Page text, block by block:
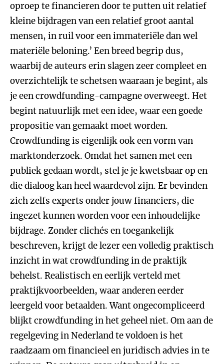
oproep te financieren door te putten uit relatief
kleine bijdragen van een relatief groot aantal
mensen, in ruil voor een immateriële dan wel
materiële beloning.’ Een breed begrip dus,
waarbij de auteurs erin slagen zeer compleet en
overzichtelijk te schetsen waaraan je begint, als
je een crowdfunding-campagne overweegt. Het
begint natuurlijk met een idee, waar een goede
propositie van gemaakt moet worden.
Crowdfunding is eigenlijk ook een vorm van
marktonderzoek. Omdat het samen met een
publiek gedaan wordt, stel je je kwetsbaar op en
die dialoog kan heel waardevol zijn. Er bevinden
zich zelfs experts onder jouw financiers, die
ingezet kunnen worden voor een inhoudelijke
bijdrage. Zonder clichés en toegankelijk
beschreven, krijgt de lezer een volledig praktisch
inzicht in wat crowdfunding in de praktijk
behelst. Realistisch en eerlijk verteld met
praktijkvoorbeelden, waar anderen eerder
leergeld voor betaalden. Want ongecompliceerd
blijkt crowdfunding in het geheel niet. Om aan de
regelgeving in Nederland te voldoen is het
raadzaam om financieel en juridisch advies in te